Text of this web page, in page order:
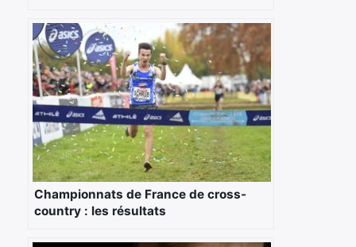
Championnats de France de cross-
country : les résultats